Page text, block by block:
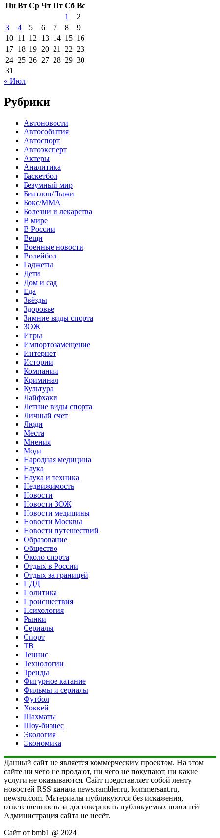
Пн Вт Ср Чт Пт Сб Вс
1
2
3
4 5 6 7 8
9
10 11 12 13 14 15 16
17 18 19 20 21 22 23
24 25 26 27 28 29 30
31
« Июл
Рубрики
Автоновости
Автособытия
Автоспорт
Автоэксперт
Актеры
Аналитика
Баскетбол
Безумный мир
Биатлон/Лыжи
Бокс/MMA
Болезни и лекарства
В мире
В России
Вещи
Военные новости
Волейбол
Гаджеты
Дети
Дом и сад
Еда
Звёзды
Здоровье
Зимние виды спорта
ЗОЖ
Игры
Импортозамещение
Интернет
Истории
Компании
Криминал
Культура
Лайфхаки
Летние виды спорта
Личный счет
Люди
Места
Мнения
Мода
Народная медицина
Наука
Наука и техника
Недвижимость
Новости
Новости ЗОЖ
Новости медицины
Новости Москвы
Новости путешествий
Образование
Общество
Около спорта
Отдых в России
Отдых за границей
ПДД
Политика
Происшествия
Психология
Рынки
Сериалы
Спорт
ТВ
Теннис
Технологии
Тренды
Фигурное катание
Фильмы и сериалы
Футбол
Хоккей
Шахматы
Шоу-бизнес
Экология
Экономика
Данный сайт не является коммерческим проектом. На этом
сайте ни чего не продают, ни чего не покупают, ни какие
услуги не оказываются. Сайт представляет собой ленту
новостей RSS канала news.rambler.ru, kommersant.ru,
newsru.com. Материалы публикуются без искажения,
ответственность за достоверность публикуемых новостей
Администрация сайта не несёт.
Сайт от bmb1 @ 2024